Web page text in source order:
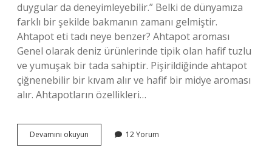
duygular da deneyimleyebilir.” Belki de dünyamıza
farklı bir şekilde bakmanın zamanı gelmiştir.
Ahtapot eti tadı neye benzer? Ahtapot aroması
Genel olarak deniz ürünlerinde tipik olan hafif tuzlu
ve yumuşak bir tada sahiptir. Pişirildiğinde ahtapot
çiğnenebilir bir kıvam alır ve hafif bir midye aroması
alır. Ahtapotların özellikleri…
Devamını okuyun Ahtapotlar
Aci
12 Yorum